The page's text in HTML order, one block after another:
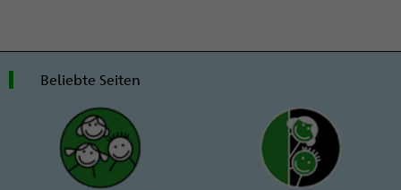
Beliebte Seiten